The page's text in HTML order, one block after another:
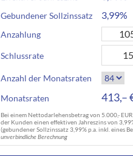
Gebundener Sollzinssatz 3,99%
Anzahlung
Schlussrate
Anzahl der Monatsraten
Monatsraten
413,–
Bei einem Nettodarlehensbetrag von 5.000,-
der Kunden einen effektiven Jahreszins von
(gebundener Sollzinssatz 3,99% p.a. inkl. eines
unverbindliche Berechnung